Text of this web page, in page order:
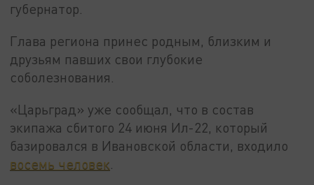
губернатор.
Глава региона принес родным, близким и
друзьям павших свои глубокие
соболезнования.
«Царьград» уже сообщал, что в состав
экипажа сбитого 24 июня Ил-22, который
базировался в Ивановской области, входило
восемь человек